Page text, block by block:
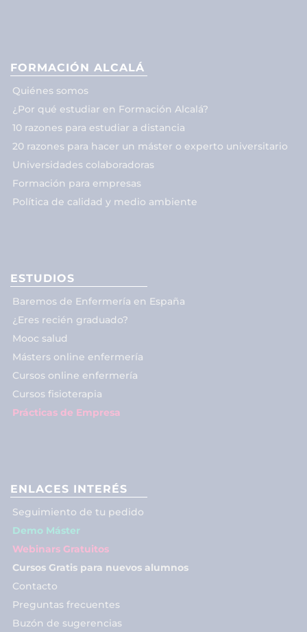
FORMACIÓN ALCALÁ
Quiénes somos
¿Por qué estudiar en Formación Alcalá?
10 razones para estudiar a distancia
20 razones para hacer un máster o experto universitario
Universidades colaboradoras
Formación para empresas
Política de calidad y medio ambiente
ESTUDIOS
Baremos de Enfermería en España
¿Eres recién graduado?
Mooc salud
Másters online enfermería
Cursos online enfermería
Cursos fisioterapia
Prácticas de Empresa
ENLACES INTERÉS
Seguimiento de tu pedido
Demo Máster
Webinars Gratuitos
Cursos Gratis para nuevos alumnos
Contacto
Preguntas frecuentes
Buzón de sugerencias